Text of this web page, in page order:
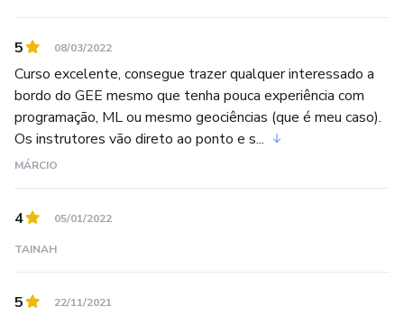
Fatiamento (Slice)
Classificação Supervisionada
Variabilidade vs Pixel Puro
Construindo um classificador
Random Forest
Treinamento & Aplicação
5 08/03/2022
Curso excelente, consegue trazer qualquer interessado a
bordo do GEE mesmo que tenha pouca experiência com
programação, ML ou mesmo geociências (que é meu caso).
Os instrutores vão direto ao ponto e s...
MÁRCIO
4 05/01/2022
TAINAH
5 22/11/2021